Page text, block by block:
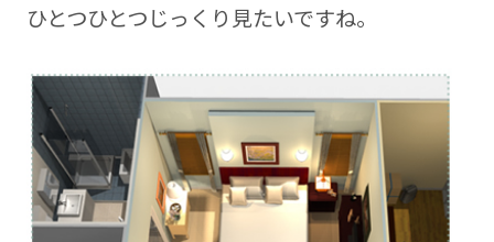
ひとつひとつじっくり見たいですね。